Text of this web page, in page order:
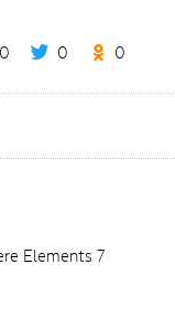
0 0 0
Elements 7